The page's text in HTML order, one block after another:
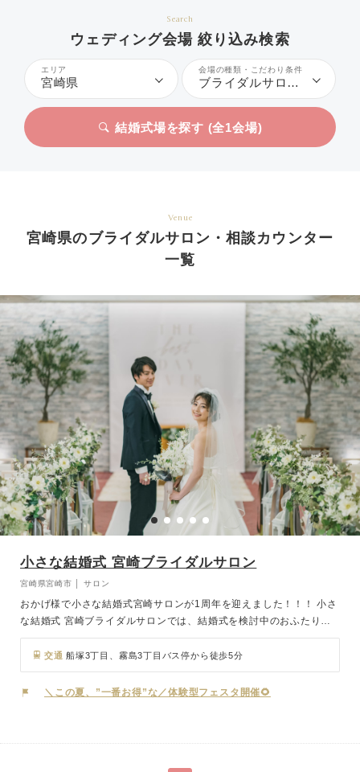
Search
ウェディング会場 絞り込み検索
エリア
宮崎県
会場の種類・こだわり条件
ブライダルサロン・相談カウンター
結婚式場を探す (全1会場)
Venue
宮崎県のブライダルサロン・相談カウンター
一覧
小さな結婚式 宮崎ブライダルサロン
宮崎県宮崎市 │ サロン
おかげ様で小さな結婚式宮崎サロンが1周年を迎えました！！！ 小さ
な結婚式 宮崎ブライダルサロンでは、結婚式を検討中のおふたりに
向けて、さまざまなスタイルをご提案しています。 ホテルやレスト
ランウェディング、神社式などの結婚式からフォトウェディングも相
談可能。 中でも、少人数結婚式や家族婚、アットホームな結婚式を
ご希望の方にはぴったりのプランをご用意。 「結婚式はしたいけ
交通 船塚3丁目、霧島3丁目バス停から徒歩5分
＼この夏、”一番お得”な／体験型フェスタ開催🌻